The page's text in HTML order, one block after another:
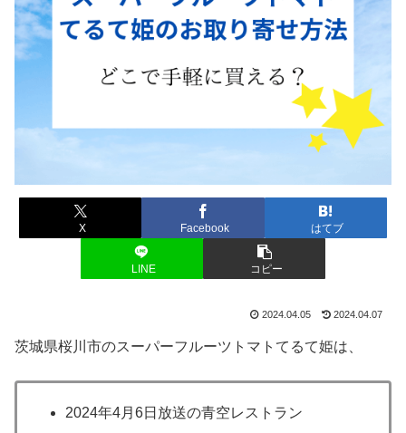
X Facebook はてブ
LINE コピー
2024.04.05 2024.04.07
茨城県桜川市のスーパーフルーツトマトてるて姫は、
2024年4月6日放送の青空レストラン